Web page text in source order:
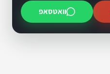
וואטסאפ